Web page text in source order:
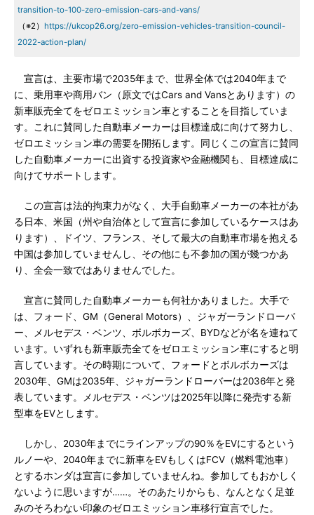
transition-to-100-zero-emission-cars-and-vans/
（※2） https://ukcop26.org/zero-emission-vehicles-transition-council-
2022-action-plan/
宣言は、主要市場で2035年まで、世界全体では2040年まで
に、乗用車や商用バン（原文ではCars and Vansとあります）の
新車販売全てをゼロエミッション車とすることを目指していま
す。これに賛同した自動車メーカーは目標達成に向けて努力し、
ゼロエミッション車の需要を開拓します。同じくこの宣言に賛同
した自動車メーカーに出資する投資家や金融機関も、目標達成に
向けてサポートします。
この宣言は法的拘束力がなく、大手自動車メーカーの本社があ
る日本、米国（州や自治体として宣言に参加しているケースはあ
ります）、ドイツ、フランス、そして最大の自動車市場を抱える
中国は参加していませんし、その他にも不参加の国が幾つかあ
り、全会一致ではありませんでした。
宣言に賛同した自動車メーカーも何社かありました。大手で
は、フォード、GM（General Motors）、ジャガーランドローバ
ー、メルセデス・ベンツ、ボルボカーズ、BYDなどが名を連ねて
います。いずれも新車販売全てをゼロエミッション車にすると明
言しています。その時期について、フォードとボルボカーズは
2030年、GMは2035年、ジャガーランドローバーは2036年と発
表しています。メルセデス・ベンツは2025年以降に発売する新
型車をEVとします。
しかし、2030年までにラインアップの90％をEVにするという
ルノーや、2040年までに新車をEVもしくはFCV（燃料電池車）
とするホンダは宣言に参加していませんね。参加してもおかしく
ないように思いますが……。そのあたりからも、なんとなく足並
みのそろわない印象のゼロエミッション車移行宣言でした。